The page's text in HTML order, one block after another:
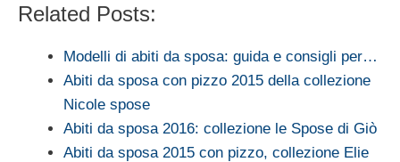
Related Posts:
Modelli di abiti da sposa: guida e consigli per…
Abiti da sposa con pizzo 2015 della collezione
Nicole spose
Abiti da sposa 2016: collezione le Spose di Giò
Abiti da sposa 2015 con pizzo, collezione Elie